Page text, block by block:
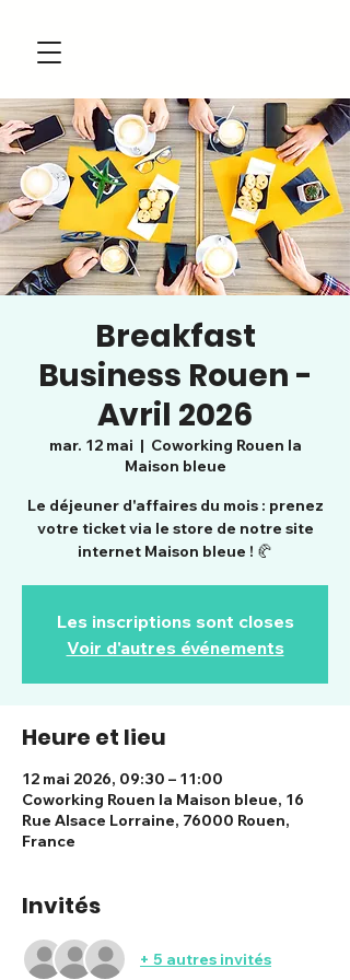
Breakfast
Business Rouen -
Avril 2026
mar. 12 mai
  |
Coworking Rouen la
Maison bleue
Le déjeuner d'affaires du mois : prenez
votre ticket via le store de notre site
internet Maison bleue ! 🥐
Les inscriptions sont closes
Voir d'autres événements
Heure et lieu
12 mai 2026, 09:30 – 11:00
Coworking Rouen la Maison bleue, 16
Rue Alsace Lorraine, 76000 Rouen,
France
Invités
+ 5 autres invités